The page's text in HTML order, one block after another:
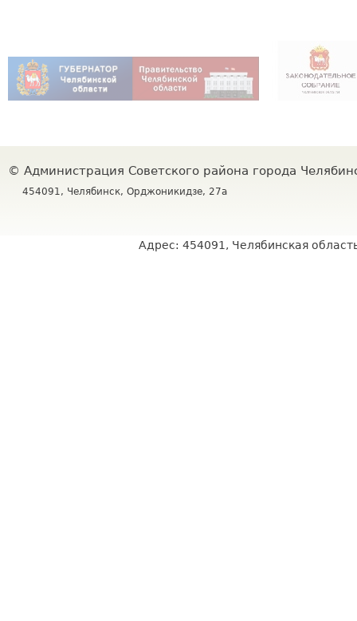
© Администрация Советского района города
454091, Челябинск, Орджоникидзе, 27а
Адрес: 454091, Челябинская